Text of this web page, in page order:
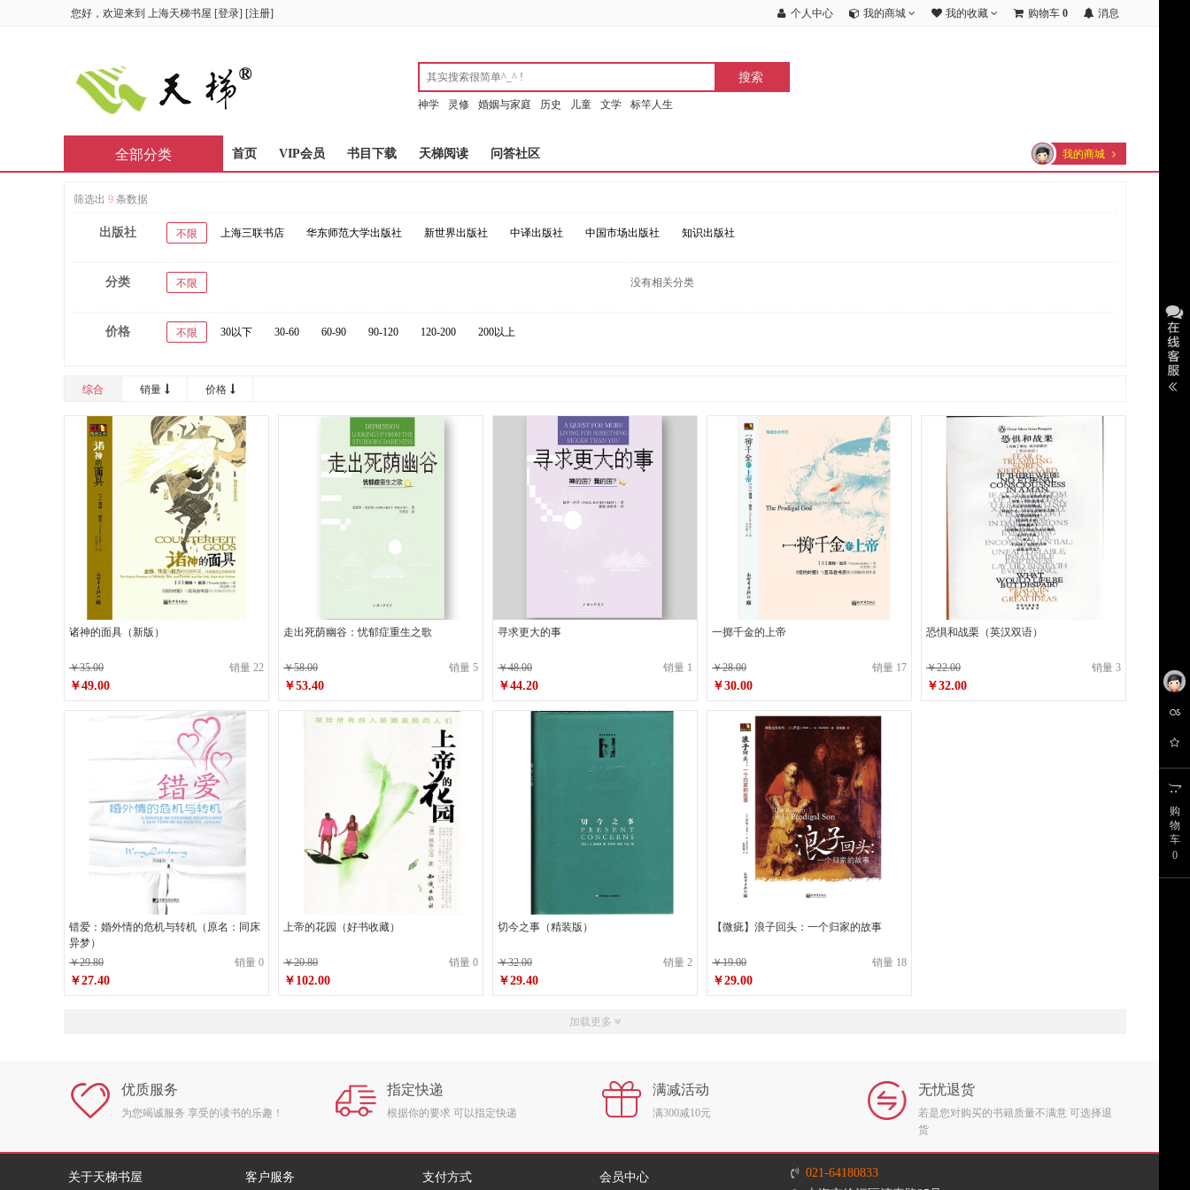
您好，欢迎来到 上海天梯书屋 [登录] [注册] 个人中心 我的商城 我的收藏 购物车 0 消息
神学 灵修 婚姻与家庭 历史 儿童 文学 标竿人生
首页 VIP会员 书目下载 天梯阅读 问答社区 我的商城
全部分类
筛选出 9 条数据
出版社 不限 上海三联书店 华东师范大学出版社 新世界出版社 中译出版社 中国市场出版社 知识出版社
分类 不限 没有相关分类
价格 不限 30以下 30-60 60-90 90-120 120-200 200以上
综合 销量 价格
诸神的面具（新版）
￥35.00 销量 22
￥49.00
走出死荫幽谷：忧郁症重生之歌
￥58.00 销量 5
￥53.40
￥58.00
寻求更大的事
￥48.00 销量 1
￥44.20
￥48.00
一掷千金的上帝
￥28.00 销量 17
￥30.00
￥28.00
销售价
￥30.00
恐惧和战栗（英汉双语）
￥22.00 销量 3
￥32.00
错爱：婚外情的危机与转机（原名：同床
异梦）
￥29.80
销量 0
￥27.40
上帝的花园（好书收藏）
￥20.80 销量 0
￥102.00
切今之事（精装版）
￥32.00 销量 2
￥29.40
￥29.40
【微疵】浪子回头：一个归家的故事
￥19.00 销量 18
￥29.00
加载更多
优质服务
为您竭诚服务 享受的读书的乐趣！
指定快递
根据你的要求 可以指定快递
满减活动
满300减10元
无忧退货
若是您对购买的书籍质量不满意 可选择退
货
关于天梯书屋 客户服务 支付方式 会员中心
021-64180833
购
物
车
0